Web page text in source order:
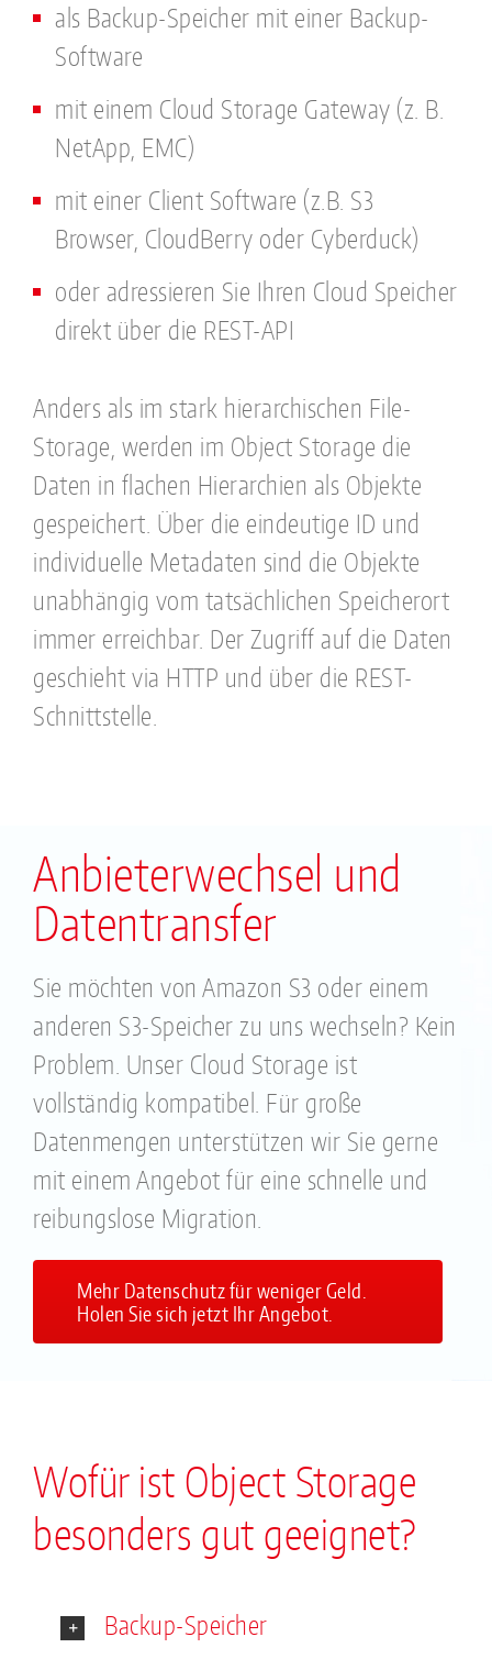
als Backup-Speicher mit einer Backup-
Software
mit einem Cloud Storage Gateway (z. B.
NetApp, EMC)
mit einer Client Software (z.B. S3
Browser, CloudBerry oder Cyberduck)
oder adressieren Sie Ihren Cloud Speicher
direkt über die REST-API
Anders als im stark hierarchischen File-
Storage, werden im Object Storage die
Daten in flachen Hierarchien als Objekte
gespeichert. Über die eindeutige ID und
individuelle Metadaten sind die Objekte
unabhängig vom tatsächlichen Speicherort
immer erreichbar. Der Zugriff auf die Daten
geschieht via HTTP und über die REST-
Schnittstelle.
Anbieterwechsel und
Datentransfer
Sie möchten von Amazon S3 oder einem
anderen S3-Speicher zu uns wechseln? Kein
Problem. Unser Cloud Storage ist
vollständig kompatibel. Für große
Datenmengen unterstützen wir Sie gerne
mit einem Angebot für eine schnelle und
reibungslose Migration.
Mehr Datenschutz für weniger Geld.
Holen Sie sich jetzt Ihr Angebot.
Wofür ist Object Storage
besonders gut geeignet?
Backup-Speicher